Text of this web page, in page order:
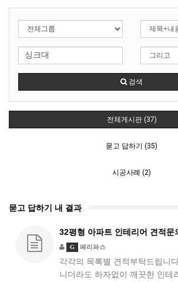
검색
전체게시판 (37)
묻고 답하기 (35)
시공사례 (2)
묻고 답하기 내 결과
32평형 아파트 인테리어 견적문
G 페리파스
각각의 목록별 견적부탁드립니
니더라도 하자없이 깨끗한 인테